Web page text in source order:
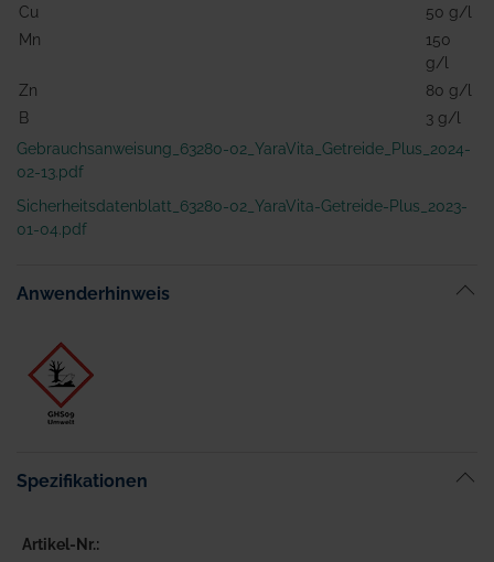
Cu
50 g/l
Mn
150
g/l
Zn
80 g/l
B
3 g/l
Gebrauchsanweisung_63280-02_YaraVita_Getreide_Plus_2024-
02-13.pdf
Sicherheitsdatenblatt_63280-02_YaraVita-Getreide-Plus_2023-
01-04.pdf
Anwenderhinweis
Spezifikationen
Artikel-Nr.